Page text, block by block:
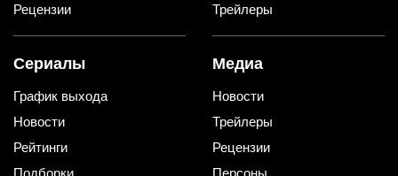
Рецензии
Трейлеры
Сериалы
График выхода
Новости
Рейтинги
Подборки
Медиа
Новости
Трейлеры
Рецензии
Персоны